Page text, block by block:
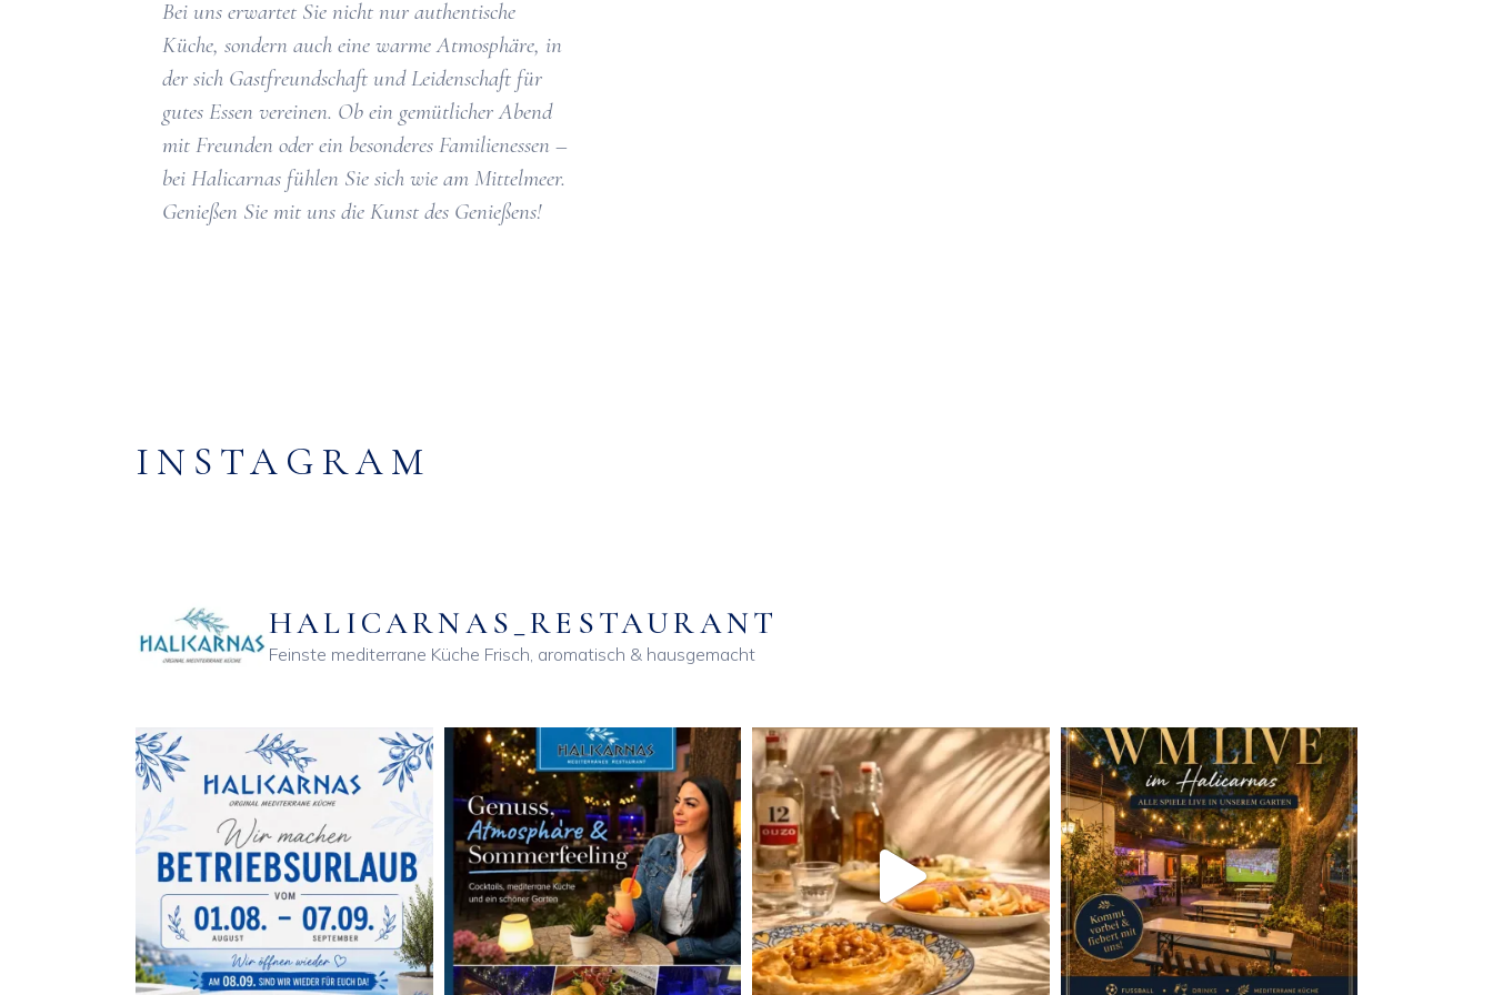
Bei uns erwartet Sie nicht nur authentische
Küche, sondern auch eine warme Atmosphäre, in
der sich Gastfreundschaft und Leidenschaft für
gutes Essen vereinen. Ob ein gemütlicher Abend
mit Freunden oder ein besonderes Familienessen –
bei Halicarnas fühlen Sie sich wie am Mittelmeer.
Genießen Sie mit uns die Kunst des Genießens!
INSTAGRAM
HALICARNAS_RESTAURANT
Feinste mediterrane Küche Frisch, aromatisch & hausgemacht